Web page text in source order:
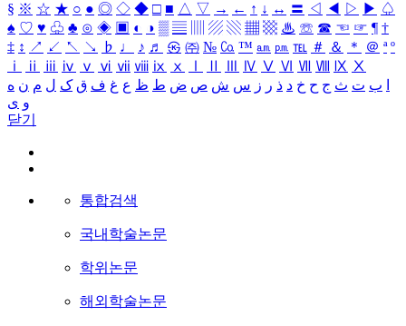
§ ※ ☆ ★ ○ ● ◎ ◇ ◆ □ ■ △ ▽ → ← ↑ ↓ ↔ 〓 ◁ ◀ ▷ ▶ ♤
♠ ♡ ♥ ♧ ♣ ⊙ ◈ ▣ ◐ ◑ ▒ ▤ ▨ ▧ ▦ ▩ ♨ ☏ ☎ ☜ ☞ ¶ †
‡ ↕ ↗ ↙ ↖ ↘ ♭ ♩ ♪ ♬ ㉿ ㈜ № ㏇ ™ ㏂ ㏘ ℡ ＃ ＆ ＊ ＠ ª º
ⅰ
ⅱ ⅲ ⅳ ⅴ ⅵ ⅶ ⅷ ⅸ ⅹ Ⅳ Ⅴ Ⅵ Ⅶ Ⅷ Ⅸ Ⅹ
ب ت ث ج ح خ د ذ ر ز س ش ص ض ط ظ ع غ ف ق ک ل م ن ه
و ی
닫기
통합검색
국내학술논문
학위논문
해외학술논문